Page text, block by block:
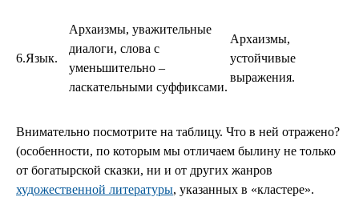
6.Язык.
Архаизмы, уважительные
диалоги, слова с
уменьшительно –
ласкательными суффиксами.
Архаизмы,
устойчивые
выражения.
Внимательно посмотрите на таблицу. Что в ней отражено?
(особенности, по которым мы отличаем былину не только
от богатырской сказки, ни и от других жанров
художественной литературы, указанных в «кластере».